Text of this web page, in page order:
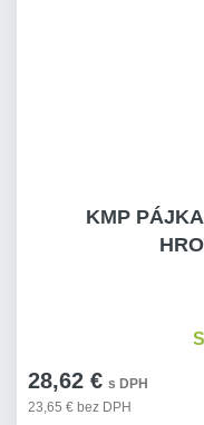
KMP
28,62 € s DPH
23,65 € bez DPH